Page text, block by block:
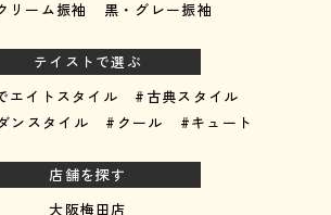
リーム振袖
黒・グレー振袖
テイストで選ぶ
エイトスタイル
#古典スタイル
ンスタイル
#クール #キュート
店舗を探す
大阪梅田店